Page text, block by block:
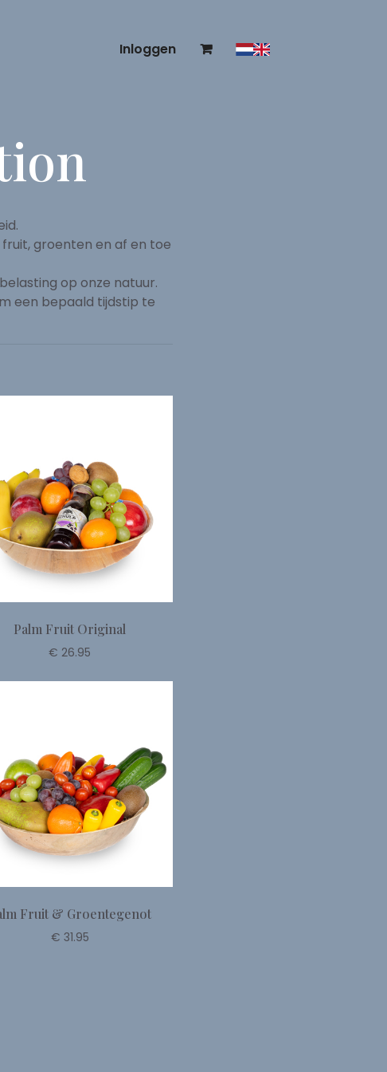
Inloggen
groenten en af en toe
op onze natuur.
een bepaald tijdstip te
Palm Fruit Original
€ 26.95
Fruit & Groentegenot
€ 31.95